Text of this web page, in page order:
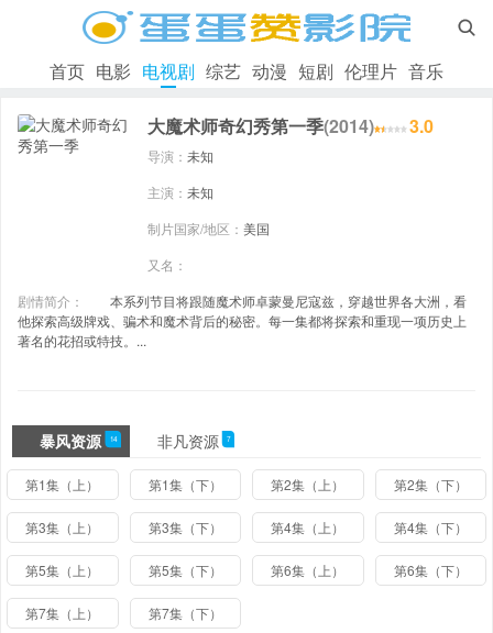

首页 电影 电视剧 综艺 动漫 短剧 伦理片 音乐
大魔术师奇幻秀第一季(2014) 3.0
导演： 未知
主演： 未知
制片国家/地区： 美国
又名：
剧情简介：
本系列节目将跟随魔术师卓蒙曼尼寇兹，穿越世界各大洲，看
他探索高级牌戏、骗术和魔术背后的秘密。每一集都将探索和重现一项历史上
著名的花招或特技。...
暴风资源 14 非凡资源 7
第1集（上） 第1集（下） 第2集（上） 第2集（下）
第3集（上） 第3集（下） 第4集（上） 第4集（下）
第5集（上） 第5集（下） 第6集（上） 第6集（下）
第7集（上） 第7集（下）